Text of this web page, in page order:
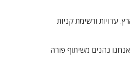
עדויות ורשימת קניות
נהנים משיתוף פורה